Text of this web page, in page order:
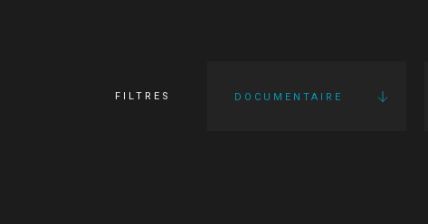
FILTRES DOCUMENTAIRE